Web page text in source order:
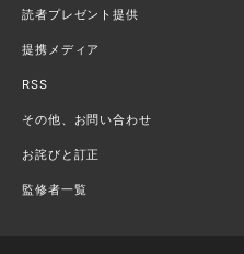
読者プレゼント提供
提携メディア
RSS
その他、お問い合わせ
お詫びと訂正
監修者一覧